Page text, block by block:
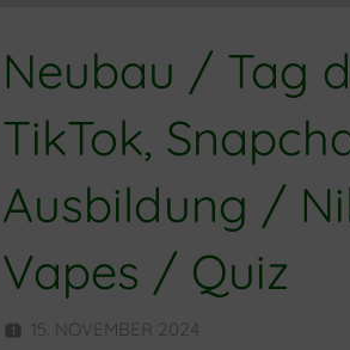
Neubau / Tag
TikTok,
Ausbildung /
Vapes / Quiz
15. NOVEMBER 2024